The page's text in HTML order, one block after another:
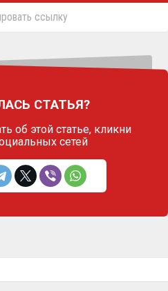
ссылку
СТАТЬЯ?
об этой статье, кликни
сетей